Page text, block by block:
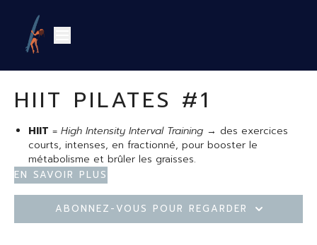
HIIT PILATES #1
HIIT = High Intensity Interval Training → des exercices
courts, intenses, en fractionné, pour booster le
métabolisme et brûler les graisses.
Pilates= renforcement en conscience, posture,
respiration et muscles profonds.
✨ Le HIIT Pilates mixe les deux → tu alternes des phases
En savoir plus
Abonnez-vous pour regarder